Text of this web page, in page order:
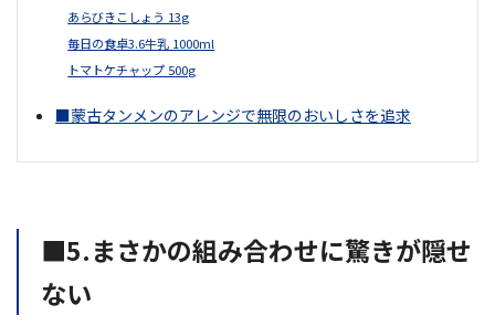
あらびきこしょう 13g
毎日の食卓3.6牛乳 1000ml
トマトケチャップ 500g
■蒙古タンメンのアレンジで無限のおいしさを追求
■5.まさかの組み合わせに驚きが隠せ
ない